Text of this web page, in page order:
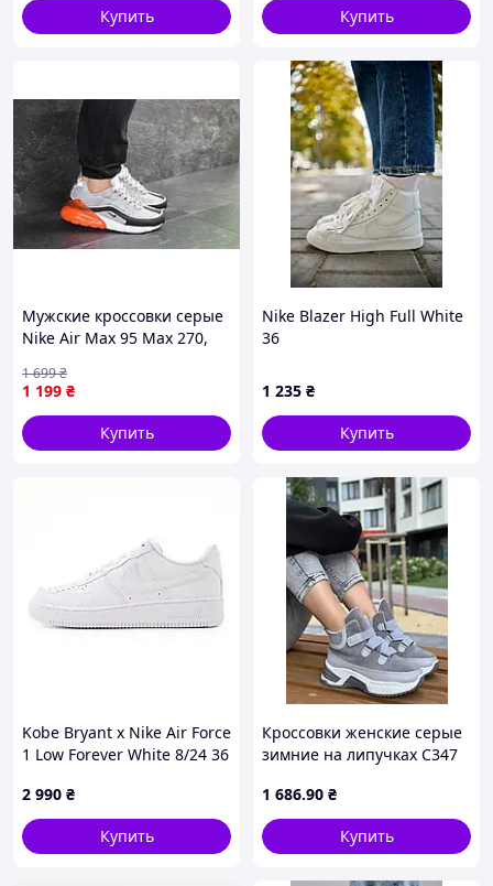
Купить
Купить
Мужские кроссовки серые
Nike Air Max 95 Max 270,
1 199 ₴
1 699₴
Купить
Nike Blazer High Full White
36
1 235 ₴
Купить
Kobe Bryant x Nike Air Force
1 Low Forever White 8/24 36
2 990 ₴
Купить
Кроссовки женские серые
зимние на липучках С347
1 686.90 ₴
Купить